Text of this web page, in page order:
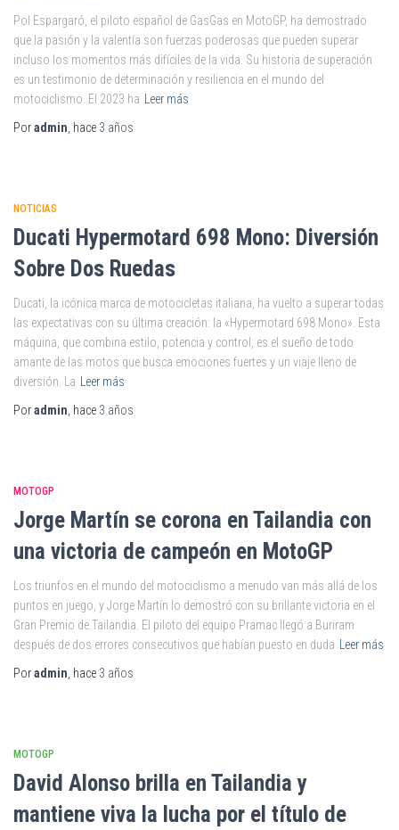
Pol Espargaró, el piloto español de GasGas en MotoGP, ha demostrado
que la pasión y la valentía son fuerzas poderosas que pueden superar
incluso los momentos más difíciles de la vida. Su historia de superación
es un testimonio de determinación y resiliencia en el mundo del
motociclismo. El 2023 ha
Leer más
Poradmin , hace 3 años
NOTICIAS
Ducati Hypermotard 698 Mono: Diversión
Sobre Dos Ruedas
Ducati, la icónica marca de motocicletas italiana, ha vuelto a superar todas
las expectativas con su última creación: la «Hypermotard 698 Mono». Esta
máquina, que combina estilo, potencia y control, es el sueño de todo
amante de las motos que busca emociones fuertes y un viaje lleno de
diversión. La
Leer más
Poradmin , hace 3 años
MOTOGP
Jorge Martín se corona en Tailandia con
una victoria de campeón en MotoGP
Los triunfos en el mundo del motociclismo a menudo van más allá de los
puntos en juego, y Jorge Martín lo demostró con su brillante victoria en el
Gran Premio de Tailandia. El piloto del equipo Pramac llegó a Buriram
después de dos errores consecutivos que habían puesto en duda
Leer más
Poradmin , hace 3 años
MOTOGP
David Alonso brilla en Tailandia y
mantiene viva la lucha por el título de